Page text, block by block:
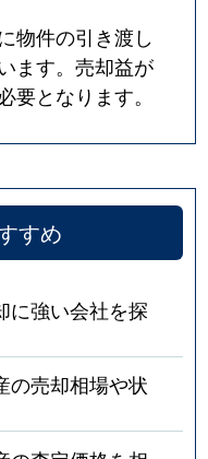
物件の引き渡し
ます。売却益が
要となります。
すめ
に強い会社を探
の売却相場や状